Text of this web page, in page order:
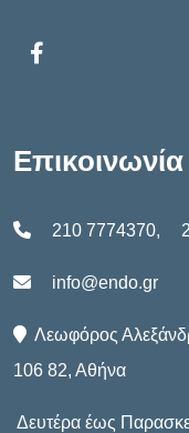
Επικοινωνία
210 7774370,
info@endo.gr
Λεωφόρος
106 82, Αθήνα
Δευτέρα έως